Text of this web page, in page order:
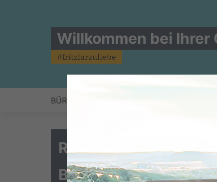
Willkommen bei Ihrer
#fritzlarzuliebe
BÜRGERBRIEFKASTEN
Reges Interesse in